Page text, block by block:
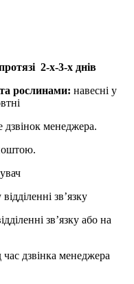
2-х-3-х днів
рослинами: навесні у
дзвінок менеджера.
зв’язку
зв’язку або на
дзвінка менеджера